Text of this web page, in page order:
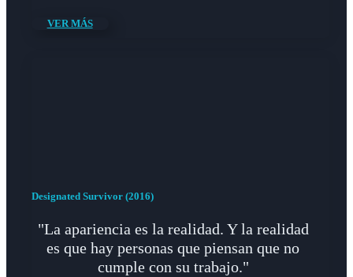
VER MÁS
Designated Survivor (2016)
"La apariencia es la realidad. Y la realidad
es que hay personas que piensan que no
cumple con su trabajo."